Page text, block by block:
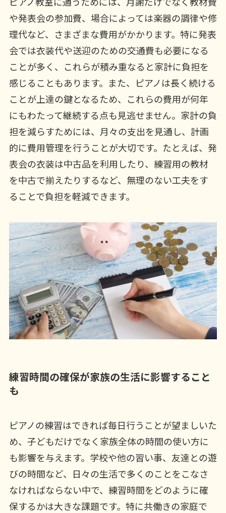
や発表会の参加費、場合によっては楽器の調律や修
理代など、さまざまな費用がかかります。特に発表
会では衣装代や送迎のための交通費も必要になる
ことが多く、これらが積み重なると家計に負担を
感じることもあります。また、ピアノは長く続ける
ことが上達の鍵となるため、これらの費用が何年
にもわたって継続する点も見逃せません。家計の負
担を減らすためには、月々の支出を見通し、計画
的に費用管理を行うことが大切です。たとえば、発
表会の衣装は中古品を利用したり、練習用の教材
を中古で揃えたりするなど、無理のない工夫をす
ることで負担を軽減できます。
練習時間の確保が家族の生活に影響すること
も
ピアノの練習はできれば毎日行うことが望ましいた
め、子どもだけでなく家族全体の時間の使い方に
も影響を与えます。学校や他の習い事、友達との遊
びの時間など、日々の生活で多くのことをこなさ
なければならない中で、練習時間をどのように確
保するかは大きな課題です。特に共働きの家庭で